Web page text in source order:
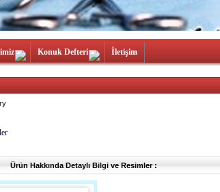
Konuk Defteri İletişim
Ürün Hakkında Detaylı Bilgi ve Resimler :